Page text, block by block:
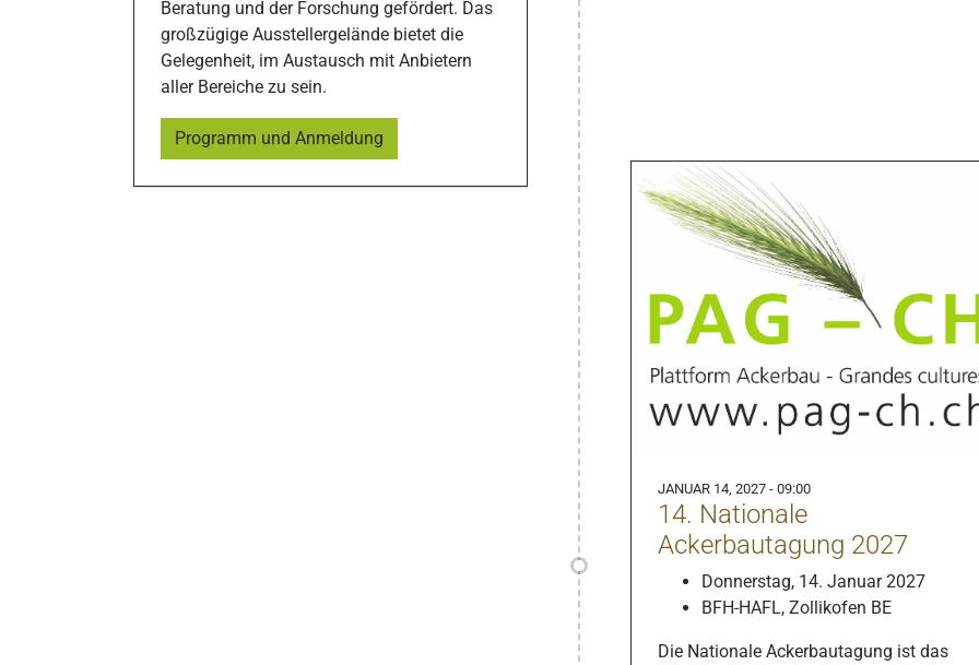
Beratung und der Forschung gefördert. Das
großzügige Ausstellergelände bietet die
Gelegenheit, im Austausch mit Anbietern
aller Bereiche zu sein.
Programm und Anmeldung
JANUAR 14, 2027 - 09:00
14. Nationale
Ackerbautagung 2027
Donnerstag, 14. Januar 2027
BFH-HAFL, Zollikofen BE
Die Nationale Ackerbautagung ist das